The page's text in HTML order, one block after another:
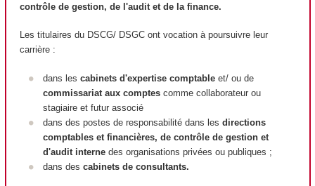
contrôle de gestion, de l'audit et de la finance.
Les titulaires du DSCG/ DSGC ont vocation à poursuivre leur
carrière :
dans les cabinets d'expertise comptableet/ ou de
commissariat aux comptescomme collaborateur ou
stagiaire et futur associé
dans des postes de responsabilité dans les directions
comptables et financières, de contrôle de gestion et
d'audit interne des organisations privées ou publiques ;
dans des cabinets de consultants.